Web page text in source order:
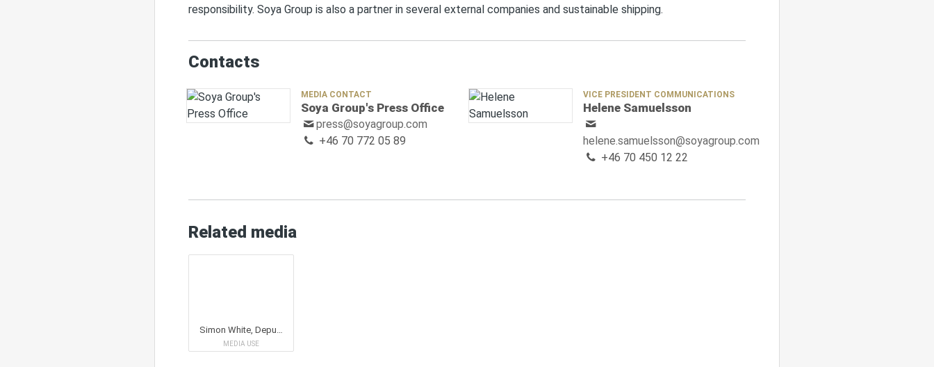
responsibility. Soya Group is also a partner in several external companies and sustainable shipping.
Contacts
MEDIA CONTACT
Soya Group's Press Office
press@soyagroup.com
+46 70 772 05 89
VICE PRESIDENT COMMUNICATIONS
Helene Samuelsson
helene.samuelsson@soyagroup.com
+46 70 450 12 22
Related media
MEDIA USE